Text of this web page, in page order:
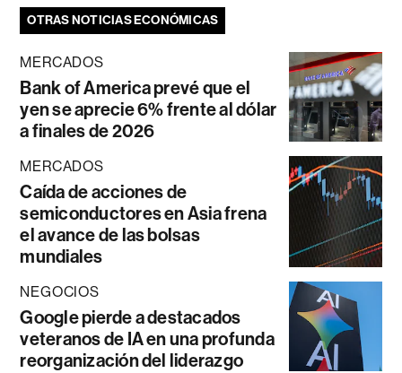
OTRAS NOTICIAS ECONÓMICAS
MERCADOS
Bank of America prevé que el
yen se aprecie 6% frente al dólar
a finales de 2026
MERCADOS
Caída de acciones de
semiconductores en Asia frena
el avance de las bolsas
mundiales
NEGOCIOS
Google pierde a destacados
veteranos de IA en una profunda
reorganización del liderazgo